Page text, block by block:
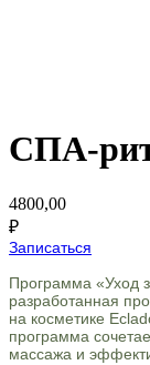
СПА-
4800,00
₽
Записаться
Программа «Уход
разработанная
на косметике
программа
массажа и